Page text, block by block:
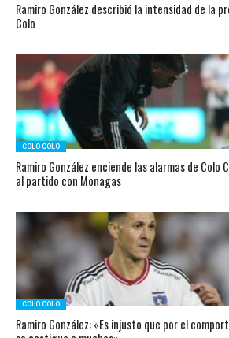
Ramiro González describió la intensidad de la
Colo
COLO COLO
Ramiro González enciende las alarmas de Colo
al partido con Monagas
COLO COLO
Ramiro González: «Es injusto que por el